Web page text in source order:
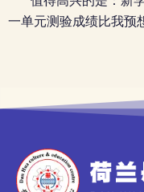
一单元测验成绩比我预